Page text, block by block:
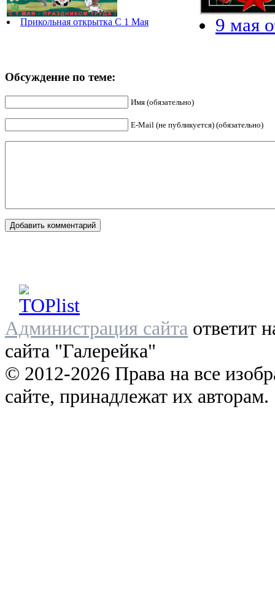
Прикольная открытка С 1 Мая 9 мая
Обсуждение по теме:
Имя (обязательно)
E-Mail (не публикуется) (обязательно)
Администрация сайта ответит
сайта "Галерейка"
© 2012-2026 Права на все
сайте, принадлежат их авторам.